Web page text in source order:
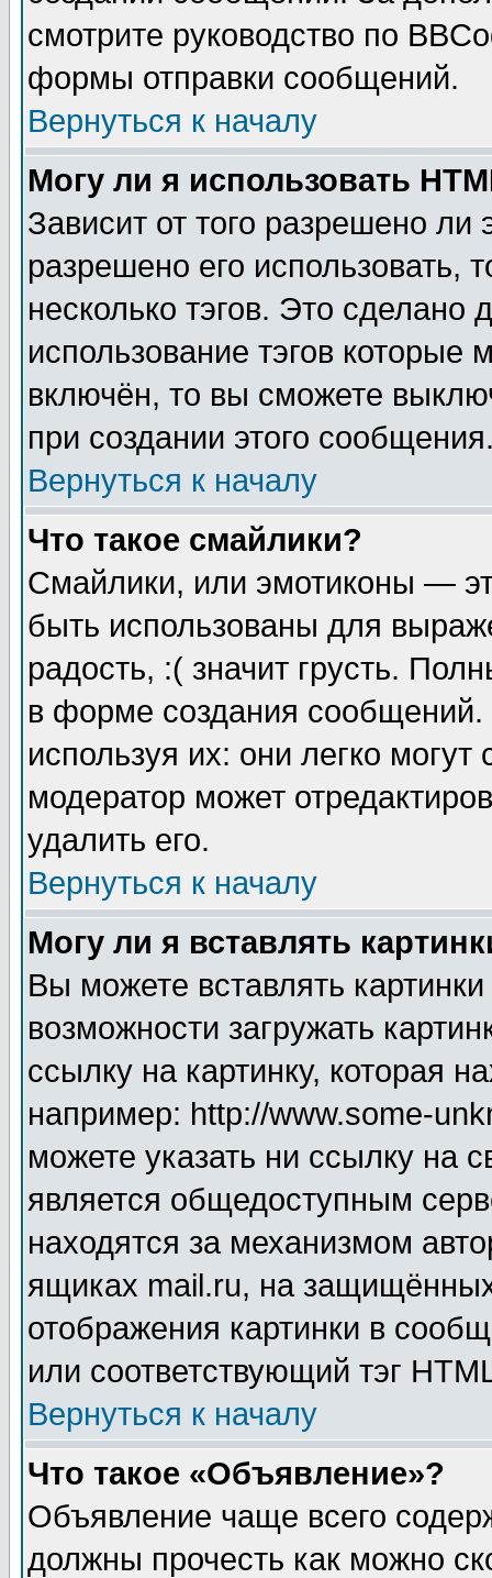
смотрите руководство по
формы отправки сообщений.
Вернуться к началу
Могу ли я использовать
Зависит от того разрешено
разрешено его использовать,
несколько тэгов. Это сделано
использование тэгов
включён, то вы сможете
при создании этого
Вернуться к началу
Что такое смайлики?
Смайлики, или эмотиконы —
быть использованы для
радость, :( значит грусть.
в форме создания сообщений.
используя их: они легко
модератор может
удалить его.
Вернуться к началу
Могу ли я вставлять
Вы можете вставлять
возможности загружать
ссылку на картинку, которая
например: http://www.some-
можете указать ни ссылку на
является общедоступным
находятся за механизмом
ящиках mail.ru, на
отображения картинки в
или соответствующий тэг
Вернуться к началу
Что такое «Объявление»?
Объявление чаще всего
должны прочесть как можно